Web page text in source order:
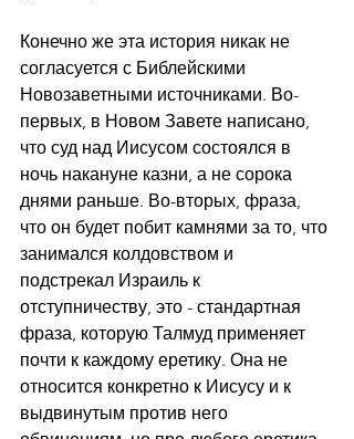
Конечно же эта история никак не
согласуется с Библейскими
Новозаветными источниками. Во-
первых, в Новом Завете написано,
что суд над Иисусом состоялся в
ночь накануне казни, а не сорока
днями раньше. Во-вторых, фраза,
что он будет побит камнями за то, что
занимался колдовством и
подстрекал Израиль к
отступничеству, это - стандартная
фраза, которую Талмуд применяет
почти к каждому еретику. Она не
относится конкретно к Иисусу и к
выдвинутым против него